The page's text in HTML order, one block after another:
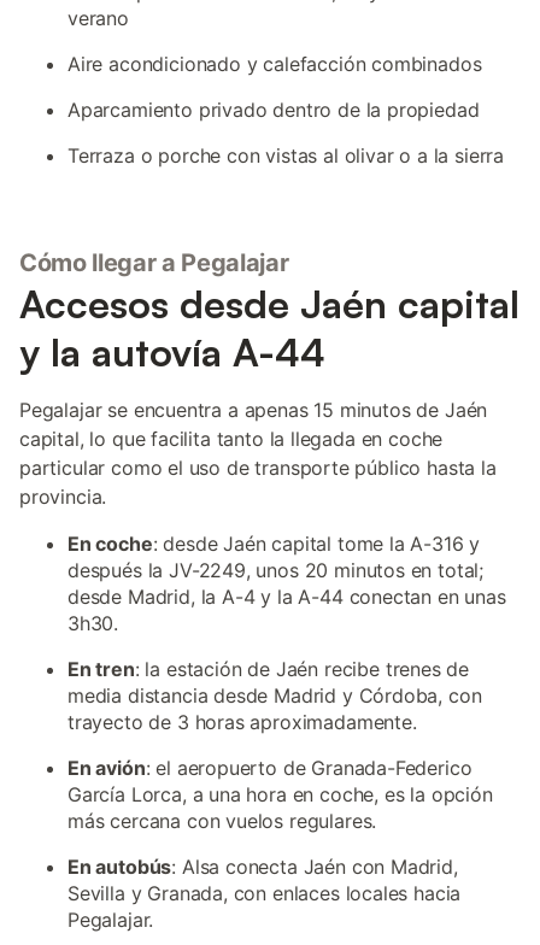
verano
Aire acondicionado y calefacción combinados
Aparcamiento privado dentro de la propiedad
Terraza o porche con vistas al olivar o a la sierra
Cómo llegar a Pegalajar
Accesos desde Jaén capital
y la autovía A-44
Pegalajar se encuentra a apenas 15 minutos de Jaén
capital, lo que facilita tanto la llegada en coche
particular como el uso de transporte público hasta la
provincia.
En coche: desde Jaén capital tome la A-316 y
después la JV-2249, unos 20 minutos en total;
desde Madrid, la A-4 y la A-44 conectan en unas
3h30.
En tren: la estación de Jaén recibe trenes de
media distancia desde Madrid y Córdoba, con
trayecto de 3 horas aproximadamente.
En avión: el aeropuerto de Granada-Federico
García Lorca, a una hora en coche, es la opción
más cercana con vuelos regulares.
En autobús: Alsa conecta Jaén con Madrid,
Sevilla y Granada, con enlaces locales hacia
Pegalajar.